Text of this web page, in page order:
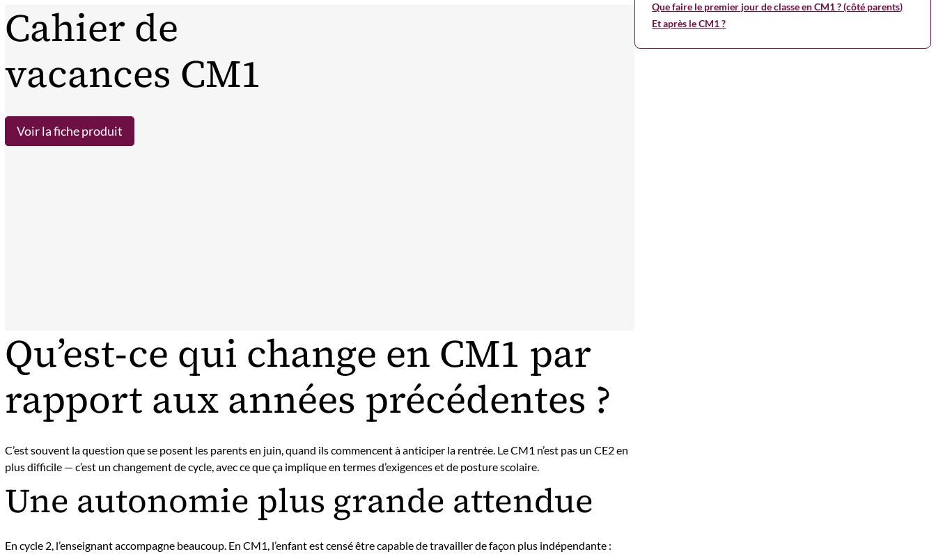
Cahier de
vacances CM1
Voir la fiche produit
Qu’est-ce qui change en CM1 par
rapport aux années précédentes ?
C’est souvent la question que se posent les parents en juin, quand ils commencent à anticiper la rentrée. Le CM1 n’est pas un CE2 en
plus difficile — c’est un changement de cycle, avec ce que ça implique en termes d’exigences et de posture scolaire.
Une autonomie plus grande attendue
En cycle 2, l’enseignant accompagne beaucoup. En CM1, l’enfant est censé être capable de travailler de façon plus indépendante :
Que faire le premier jour de classe en CM1 ? (côté parents)
Et après le CM1 ?